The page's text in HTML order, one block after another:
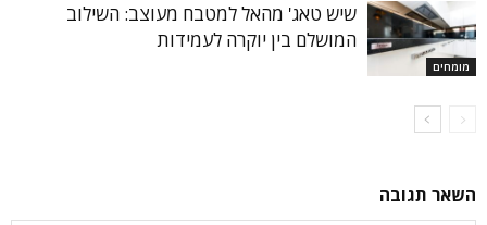
מומחים
שיש טאג' מהאל למטבח מעוצב: השילוב
המושלם בין יוקרה לעמידות
השאר תגובה